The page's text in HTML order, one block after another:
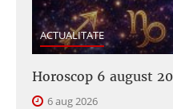
ACTUALITATE
Horoscop 6 august
6 aug 2026